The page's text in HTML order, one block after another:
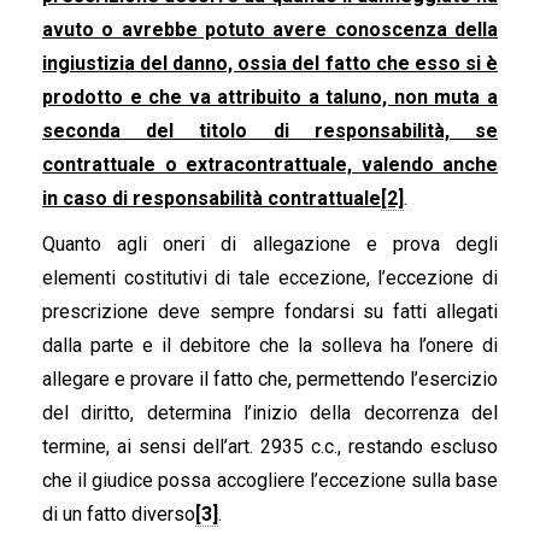
avuto o avrebbe potuto avere conoscenza della
ingiustizia del danno, ossia del fatto che esso si è
prodotto e che va attribuito a taluno, non muta a
seconda del titolo di responsabilità, se
contrattuale o extracontrattuale, valendo anche
in caso di responsabilità contrattuale [2].
Quanto agli oneri di allegazione e prova degli
elementi costitutivi di tale eccezione, l’eccezione di
prescrizione deve sempre fondarsi su fatti allegati
dalla parte e il debitore che la solleva ha l’onere di
allegare e provare il fatto che, permettendo l’esercizio
del diritto, determina l’inizio della decorrenza del
termine, ai sensi dell’art. 2935 c.c., restando escluso
che il giudice possa accogliere l’eccezione sulla base
di un fatto diverso[3].